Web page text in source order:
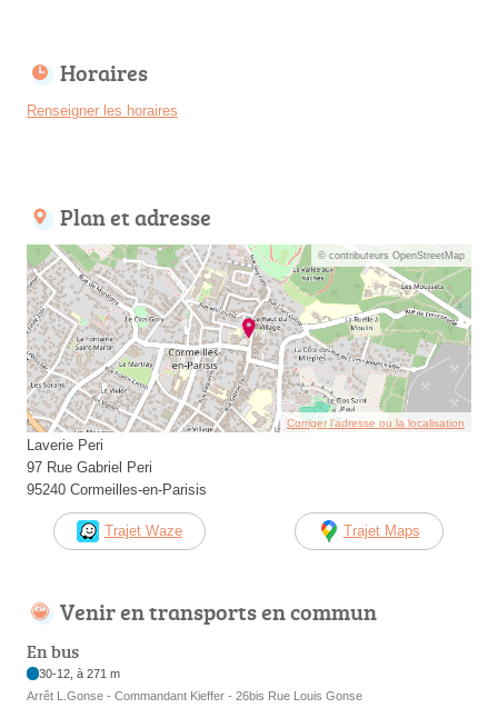
Horaires
Renseigner les horaires
Plan et adresse
© contributeurs OpenStreetMap
Corriger l’adresse ou la localisation
Laverie Peri
97 Rue Gabriel Peri
95240 Cormeilles-en-Parisis
Trajet Waze Trajet Maps
Venir en transports en commun
En bus
30-12, à 271 m
Arrêt L.Gonse - Commandant Kieffer - 26bis Rue Louis Gonse